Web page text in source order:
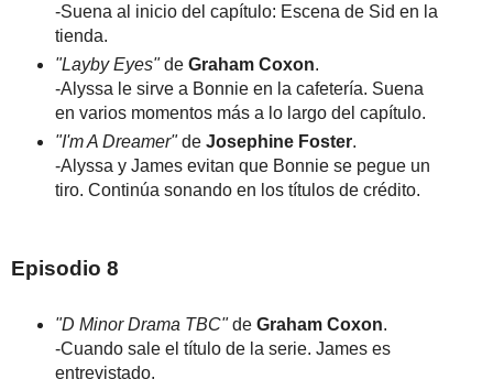
-Suena al inicio del capítulo: Escena de Sid en la
tienda.
"Layby Eyes"de Graham Coxon.
-Alyssa le sirve a Bonnie en la cafetería. Suena
en varios momentos más a lo largo del capítulo.
"I'm A Dreamer"de Josephine Foster.
-Alyssa y James evitan que Bonnie se pegue un
tiro. Continúa sonando en los títulos de crédito.
Episodio 8
"D Minor Drama TBC"de Graham Coxon.
-Cuando sale el título de la serie. James es
entrevistado.